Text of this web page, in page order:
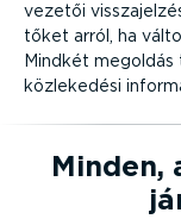
vezetői
tőket arról, ha
Mindkét
közlekedési
Minden,